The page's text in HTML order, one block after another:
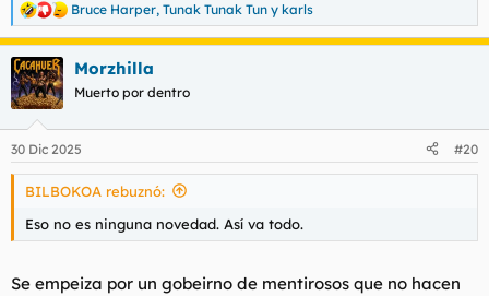
R
e
c
c
i
e
s
Bruce Harper, Tunak Tunak Tun y karls
Morzhilla
Muerto por dentro
30 Dic 2025 #20
BILBOKOA rebuznó:
Eso no es ninguna novedad. Así va todo.
Se empeiza por un gobeirno de mentirosos que no hacen